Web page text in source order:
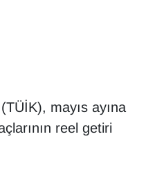
mayıs ayına
reel getiri